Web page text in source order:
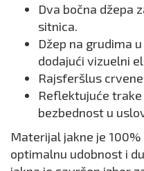
Dva bočna džepa
sitnica.
Džep na grudima
dodajući vizuelni
Rajsferšlus
Reflektujuće
bezbednost u
Materijal jakne je
optimalnu udobnost i